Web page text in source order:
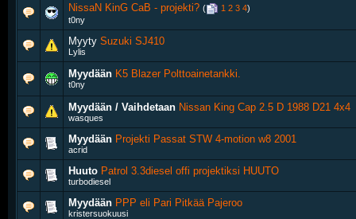
NissaN KinG CaB - projekti? ( 1 2 3 4)
t0ny
Myyty Suzuki SJ410
Lylis
Myydään K5 Blazer Polttoainetankki.
t0ny
Myydään / Vaihdetaan Nissan King Cap 2.5 D 1988 D21 4x4
wasques
Myydään Projekti Passat STW 4-motion w8 2001
acrid
Huuto Patrol 3.3diesel offi projektiksi HUUTO
turbodiesel
Myydään PPP eli Pari Pitkää Pajeroo
kristersuokuusi